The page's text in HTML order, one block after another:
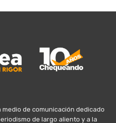
medio de comunicación dedicado
de largo aliento y a la